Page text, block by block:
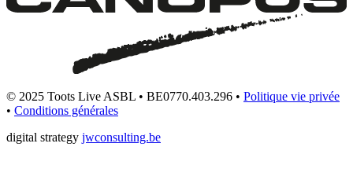
© 2025 Toots Live ASBL • BE0770.403.296 • Politique vie privée
• Conditions générales
digital strategy jwconsulting.be